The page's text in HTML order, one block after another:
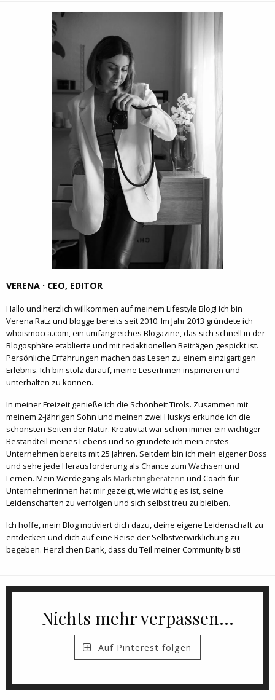
VERENA · CEO, EDITOR
Hallo und herzlich willkommen auf meinem Lifestyle Blog! Ich bin
Verena Ratz und blogge bereits seit 2010. Im Jahr 2013 gründete ich
whoismocca.com, ein umfangreiches Blogazine, das sich schnell in der
Blogosphäre etablierte und mit redaktionellen Beiträgen gespickt ist.
Persönliche Erfahrungen machen das Lesen zu einem einzigartigen
Erlebnis. Ich bin stolz darauf, meine LeserInnen inspirieren und
unterhalten zu können.
In meiner Freizeit genieße ich die Schönheit Tirols. Zusammen mit
meinem 2-jährigen Sohn und meinen zwei Huskys erkunde ich die
schönsten Seiten der Natur. Kreativität war schon immer ein wichtiger
Bestandteil meines Lebens und so gründete ich mein erstes
Unternehmen bereits mit 25 Jahren. Seitdem bin ich mein eigener Boss
und sehe jede Herausforderung als Chance zum Wachsen und
Lernen. Mein Werdegang als Marketingberaterin und Coach für
Unternehmerinnen hat mir gezeigt, wie wichtig es ist, seine
Leidenschaften zu verfolgen und sich selbst treu zu bleiben.
Ich hoffe, mein Blog motiviert dich dazu, deine eigene Leidenschaft zu
entdecken und dich auf eine Reise der Selbstverwirklichung zu
begeben. Herzlichen Dank, dass du Teil meiner Community bist!
Nichts mehr verpassen...
Auf Pinterest folgen